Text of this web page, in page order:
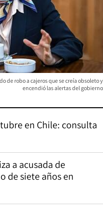
de robo a cajeros que se creía obsoleto y
encendió las alertas del gobierno
en Chile: consulta
a acusada de
de siete años en